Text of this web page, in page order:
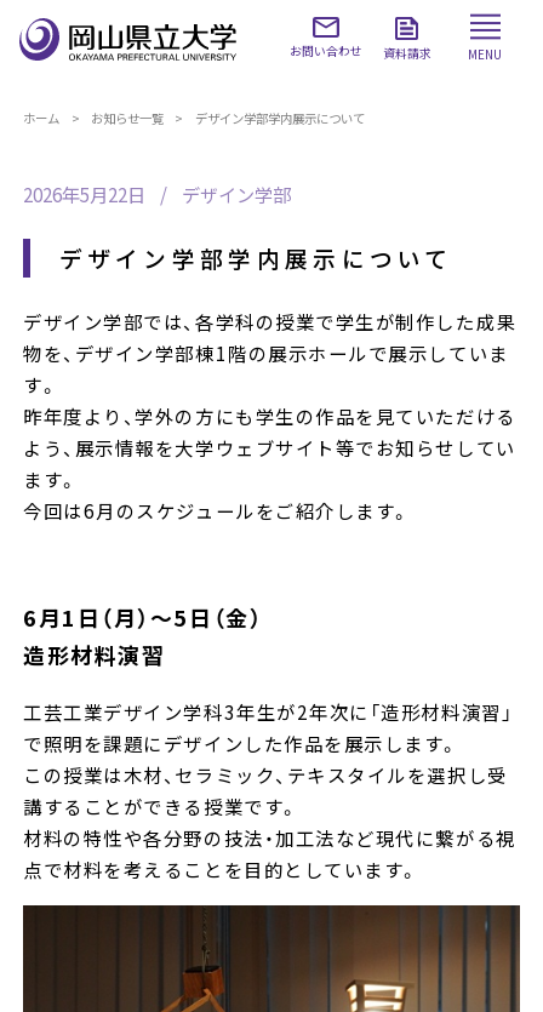
お問い合わせ 資料請求 MENU
ホーム お知らせ一覧 デザイン学部学内展示について
2026年5月22日 デザイン学部
デザイン学部学内展示について
デザイン学部では、各学科の授業で学生が制作した成果
物を、デザイン学部棟1階の展示ホールで展示していま
す。
昨年度より、学外の方にも学生の作品を見ていただける
よう、展示情報を大学ウェブサイト等でお知らせしてい
ます。
今回は6月のスケジュールをご紹介します。
6月1日（月）～5日（金）
造形材料演習
工芸工業デザイン学科3年生が2年次に「造形材料演習」
で照明を課題にデザインした作品を展示します。
この授業は木材、セラミック、テキスタイルを選択し受
講することができる授業です。
材料の特性や各分野の技法・加工法など現代に繋がる視
点で材料を考えることを目的としています。